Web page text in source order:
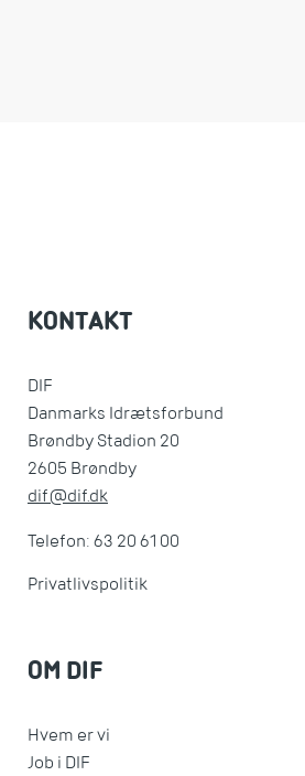
KONTAKT
DIF
Danmarks Idrætsforbund
Brøndby Stadion 20
2605 Brøndby
dif@dif.dk
Telefon: 63 20 61 00
Privatlivspolitik
OM DIF
Hvem er vi
Job i DIF